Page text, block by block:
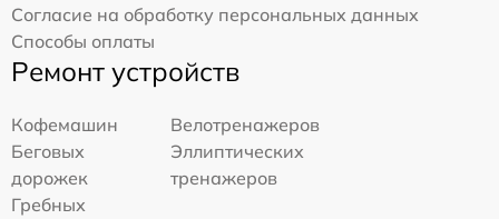
Согласие на обработку персональных данных
Способы оплаты
Ремонт устройств
Кофемашин
Велотренажеров
Беговых
дорожек
Эллиптических
тренажеров
Гребных